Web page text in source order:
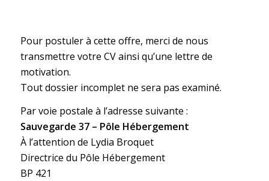
Pour postuler à cette offre, merci de nous
transmettre votre CV ainsi qu’une lettre de
motivation.
Tout dossier incomplet ne sera pas examiné.
Par voie postale à l’adresse suivante :
Sauvegarde 37 – Pôle Hébergement
À l’attention de Lydia Broquet
Directrice du Pôle Hébergement
BP 421